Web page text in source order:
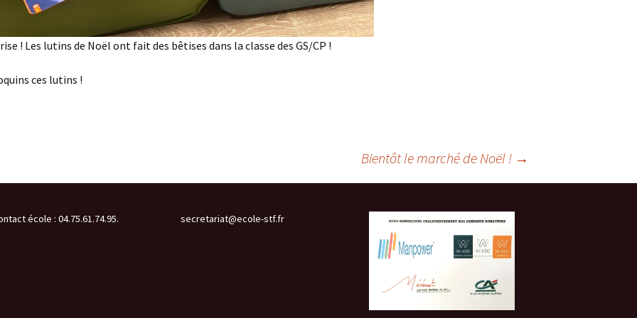
! Les lutins de Noël ont fait des bêtises dans la classe des GS/CP !
ces lutins !
Bientôt le marché de Noël ! →
école : 04.75.61.74.95. secretariat@ecole-stf.fr